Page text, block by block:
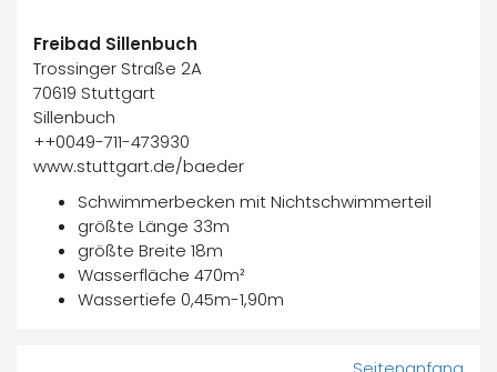
Freibad Sillenbuch
Trossinger Straße 2A
70619 Stuttgart
Sillenbuch
++0049-711-473930
www.stuttgart.de/baeder
Schwimmerbecken mit Nichtschwimmerteil
größte Länge 33m
größte Breite 18m
Wasserfläche 470m²
Wassertiefe 0,45m-1,90m